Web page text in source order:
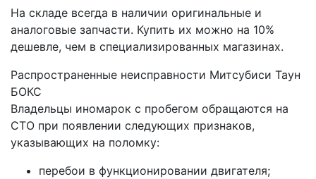
На складе всегда в наличии оригинальные и
аналоговые запчасти. Купить их можно на 10%
дешевле, чем в специализированных магазинах.
Распространенные неисправности Митсубиси Таун
БОКС
Владельцы иномарок с пробегом обращаются на
СТО при появлении следующих признаков,
указывающих на поломку:
перебои в функционировании двигателя;